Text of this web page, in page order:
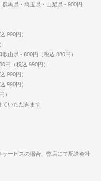
馬県・埼玉県・山梨県 - 900円
990円）
山県 - 800円（税込 880円）
円（税込 990円）
990円）
990円）
）
いただきます
ービスの場合、弊店にて配送会社